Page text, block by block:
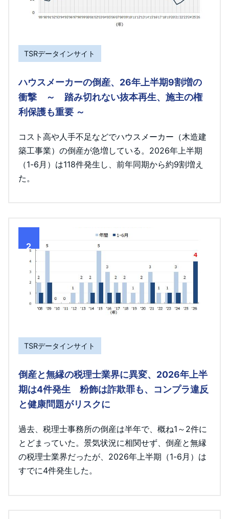
TSRデータインサイト
ハウスメーカーの倒産、26年上半期9割増の
衝撃 ～ 踏み切れない抜本再生、施主の権
利保護も重要 ～
コスト高や人手不足などでハウスメーカー（木造建
築工事業）の倒産が急増している。2026年上半期
（1-6月）は118件発生し、前年同期から約9割増え
た。
2
TSRデータインサイト
倒産と無縁の税理士業界に異変、2026年上半
期は4件発生 粉飾は詐欺罪も、コンプラ違反
と健康問題がリスクに
過去、税理士事務所の倒産は半年で、概ね1～2件に
とどまっていた。景気状況に相関せず、倒産と無縁
の税理士業界だったが、2026年上半期（1-6月）は
すでに4件発生した。